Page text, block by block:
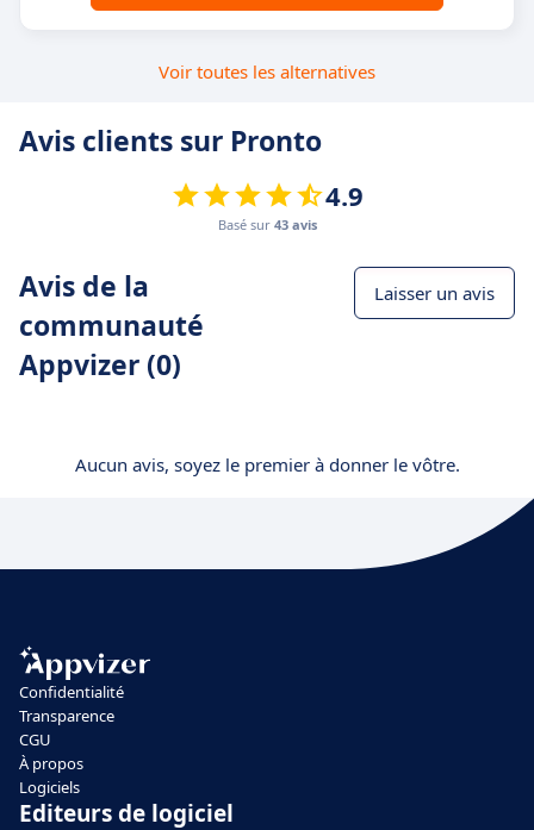
Voir toutes les alternatives
Avis clients sur Pronto
4.9
Basé sur 43 avis
Avis de la
communauté
Appvizer (0)
Laisser un avis
Aucun avis, soyez le premier à donner le vôtre.
Confidentialité
Transparence
CGU
À propos
Logiciels
Editeurs de logiciel